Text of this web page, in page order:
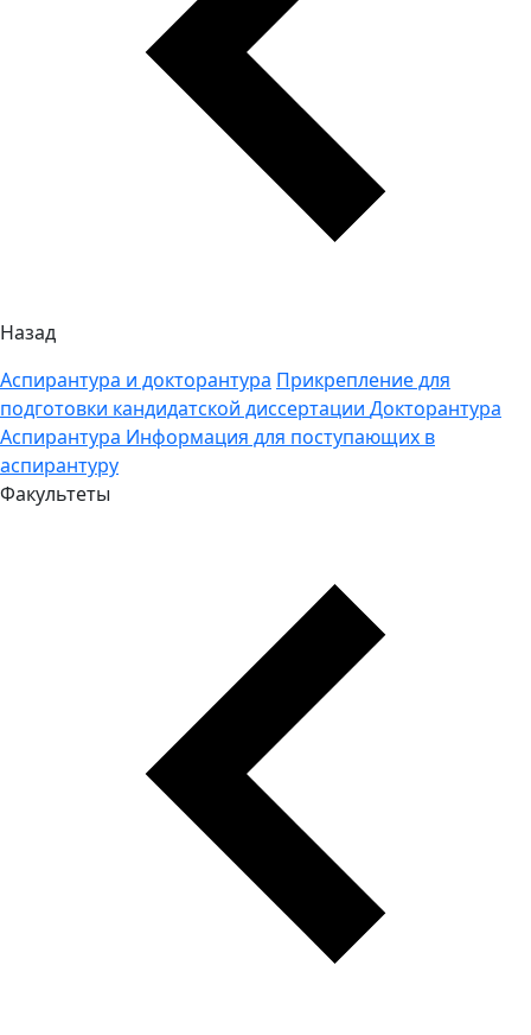
Назад
Аспирантура и докторантура Прикрепление для
подготовки кандидатской диссертации Докторантура
Аспирантура Информация для поступающих в
аспирантуру
Факультеты